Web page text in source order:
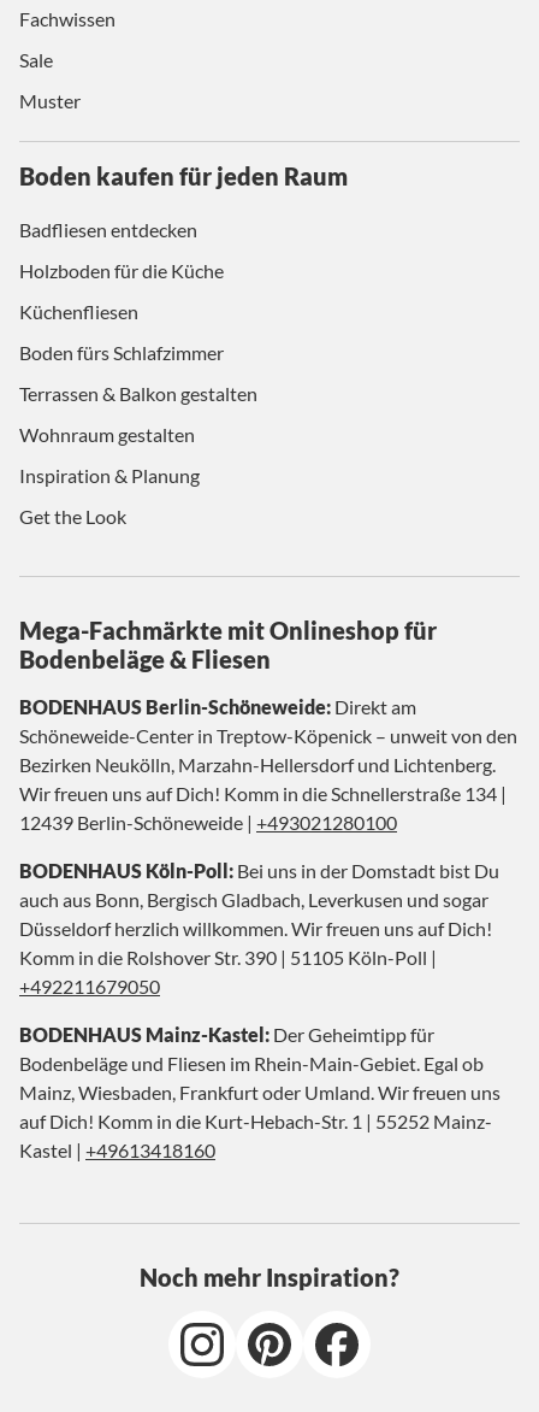
Fachwissen
Sale
Muster
Boden kaufen für jeden Raum
Badfliesen entdecken
Holzboden für die Küche
Küchenfliesen
Boden fürs Schlafzimmer
Terrassen & Balkon gestalten
Wohnraum gestalten
Inspiration & Planung
Get the Look
Mega-Fachmärkte mit Onlineshop für
Bodenbeläge & Fliesen
BODENHAUS Berlin-Schöneweide: Direkt am
Schöneweide-Center in Treptow-Köpenick – unweit von den
Bezirken Neukölln, Marzahn-Hellersdorf und Lichtenberg.
Wir freuen uns auf Dich! Komm in die Schnellerstraße 134 |
12439 Berlin-Schöneweide | +493021280100
BODENHAUS Köln-Poll: Bei uns in der Domstadt bist Du
auch aus Bonn, Bergisch Gladbach, Leverkusen und sogar
Düsseldorf herzlich willkommen. Wir freuen uns auf Dich!
Komm in die Rolshover Str. 390 | 51105 Köln-Poll |
+492211679050
BODENHAUS Mainz-Kastel: Der Geheimtipp für
Bodenbeläge und Fliesen im Rhein-Main-Gebiet. Egal ob
Mainz, Wiesbaden, Frankfurt oder Umland. Wir freuen uns
auf Dich! Komm in die Kurt-Hebach-Str. 1 | 55252 Mainz-
Kastel | +49613418160
Noch mehr Inspiration?